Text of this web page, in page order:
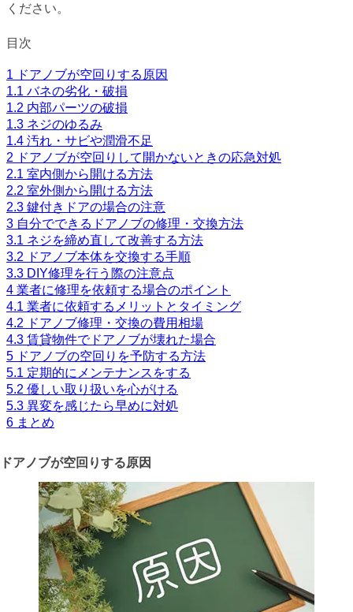
ください。
目次
1 ドアノブが空回りする原因
1.1 バネの劣化・破損
1.2 内部パーツの破損
1.3 ネジのゆるみ
1.4 汚れ・サビや潤滑不足
2 ドアノブが空回りして開かないときの応急対処
2.1 室内側から開ける方法
2.2 室外側から開ける方法
2.3 鍵付きドアの場合の注意
3 自分でできるドアノブの修理・交換方法
3.1 ネジを締め直して改善する方法
3.2 ドアノブ本体を交換する手順
3.3 DIY修理を行う際の注意点
4 業者に修理を依頼する場合のポイント
4.1 業者に依頼するメリットとタイミング
4.2 ドアノブ修理・交換の費用相場
4.3 賃貸物件でドアノブが壊れた場合
5 ドアノブの空回りを予防する方法
5.1 定期的にメンテナンスをする
5.2 優しい取り扱いを心がける
5.3 異変を感じたら早めに対処
6 まとめ
ドアノブが空回りする原因